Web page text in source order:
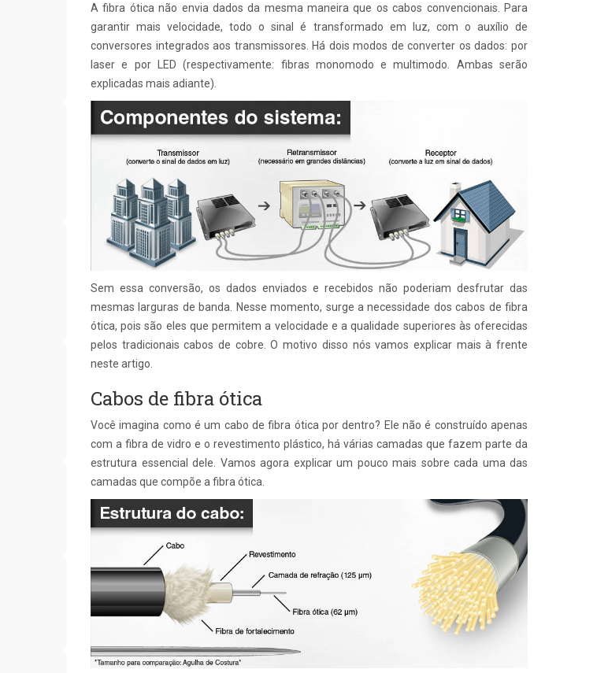
A fibra ótica não envia dados da mesma maneira que os cabos convencionais. Para
garantir mais velocidade, todo o sinal é transformado em luz, com o auxílio de
conversores integrados aos transmissores. Há dois modos de converter os dados: por
laser e por LED (respectivamente: fibras monomodo e multimodo. Ambas serão
explicadas mais adiante).
Sem essa conversão, os dados enviados e recebidos não poderiam desfrutar das
mesmas larguras de banda. Nesse momento, surge a necessidade dos cabos de fibra
ótica, pois são eles que permitem a velocidade e a qualidade superiores às oferecidas
pelos tradicionais cabos de cobre. O motivo disso nós vamos explicar mais à frente
neste artigo.
Cabos de fibra ótica
Você imagina como é um cabo de fibra ótica por dentro? Ele não é construído apenas
com a fibra de vidro e o revestimento plástico, há várias camadas que fazem parte da
estrutura essencial dele. Vamos agora explicar um pouco mais sobre cada uma das
camadas que compõe a fibra ótica.